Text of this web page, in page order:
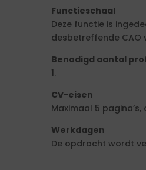
Functieschaal
Deze functie is
desbetreffende CAO
Benodigd aantal
1.
CV-eisen
Maximaal 5
Werkdagen
De opdracht wordt